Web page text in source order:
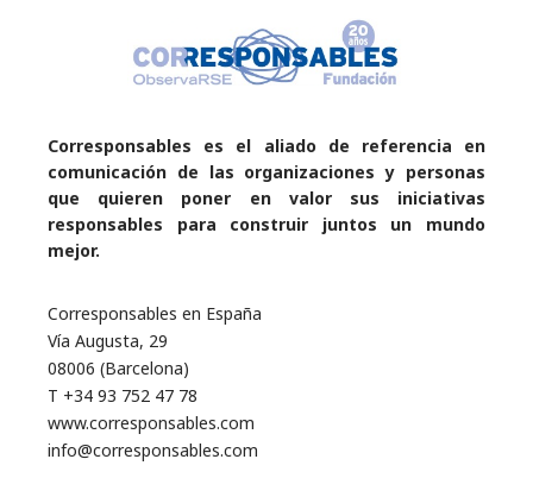
Corresponsables es el aliado de referencia en
comunicación de las organizaciones y personas
que quieren poner en valor sus iniciativas
responsables para construir juntos un mundo
mejor.
Corresponsables en España
Vía Augusta, 29
08006 (Barcelona)
T +34 93 752 47 78
www.corresponsables.com
info@corresponsables.com